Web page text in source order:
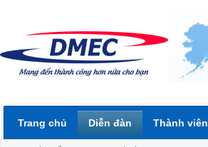
Trang chủ Diễn đàn Thành viên